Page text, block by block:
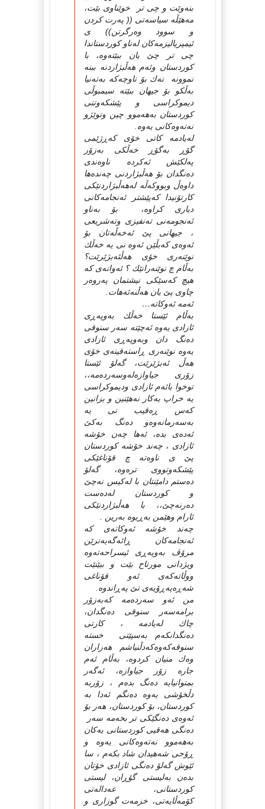
بنه‌وێت و چی تر خوێناوی بێت،
مه‌هێڵه‌ سیاسه‌تی (( په‌رت کردن
و سوود وه‌رگرتن)) ی
ئیمپریالیزمه‌کان له‌ناو کوردستاندا
چی تر چێ یان ببێته‌وه‌، با
کوردستان وئه‌م هه‌ڵبژاردنه‌ ببنه‌
نموونه‌ نه‌ك بۆ ناوچه‌که‌ به‌ته‌نیا
به‌ڵکو بۆ جیهان ببێته‌ سیمبوڵی
دیموکراسی و پێشکه‌وتنی
کوردستان به‌هه‌موو چین وتوێژو
نه‌ته‌وه‌کانی یه‌وه‌.
له‌یادمه‌ کاتی خۆی که‌ڕژێمی
گۆڕ به‌گۆڕ خه‌ڵکی به‌زۆر
په‌لکێش ئه‌کرده‌ ناوه‌ندی
ده‌نگدان بۆ هه‌ڵبژاردنی چه‌نده‌ها
داوه‌ڵ وبووکه‌ڵه‌ له‌هه‌ڵبژاردنێکی
کارتۆنیدا که‌پێشتر ئه‌نجامه‌کانی
دیاری کراوه‌، بۆ به‌ناو
ئه‌نجومه‌نی ته‌نفیزی وته‌شریعی
، جیهانی پێ ئه‌خه‌ڵه‌تان بۆ
ئه‌وه‌ی که‌بڵێن ئه‌وه‌ نی یه‌ خه‌ڵك
نوێنه‌ری خۆی هه‌ڵئه‌بژێرێت؟
به‌ڵام چ نوێنه‌رانێك ؟ ئه‌وانه‌ی که‌
هیچ که‌سێکی نیشتمان په‌روه‌ر
چاوی پێ یان هه‌ڵنه‌ئه‌ها‌ت.
ئه‌مه‌ ئه‌وکاته‌…
به‌ڵام ئێستا خه‌ڵك به‌وپه‌ڕی
ئازادی یه‌وه‌ ئه‌چێته‌ سه‌ر سنوقی
ده‌نگ دان وبه‌وپه‌ڕی ئازادی
یه‌وه‌ نوێنه‌ری ڕاسته‌قینه‌ی خۆی
هه‌ڵ ئه‌بژێرێت، گه‌لۆ ئێستا
زۆری جیاوازه‌له‌وسه‌رده‌مه‌،،
توخوا بائه‌م ئازادی ودیموکراسی
یه‌ خراپ به‌کار نه‌هێنین و بزانین
که‌س ڕه‌قیب نی یه‌
به‌سه‌رمانه‌وه‌و ده‌نگ به‌کێ
ئه‌ده‌ی بده‌، ئه‌ها چه‌ن خۆشه‌
ئازادی ، چه‌ند خۆشه‌ کوردستان
پێ ی ناوه‌ته‌ چ قۆناغێکی
پێشکه‌وتووی تره‌وه‌، گه‌لۆ
ده‌ستم دامێنتان با له‌کیس نه‌چێ
و کوردستان له‌ده‌ست
ده‌رنه‌چێ،، با هه‌ڵبژاردنێکی
ئارام وهێمن به‌ڕیوه‌ به‌رین .
چه‌ند خۆشه‌ ئه‌وکاته‌ی که‌
ئه‌نجامه‌کان ڕائه‌گه‌یه‌نرێن
مرۆڤ به‌وپه‌ڕی ئیسراحه‌ته‌وه‌
ویژدانی مورتاح بێت و ببێنێت
ووڵاته‌که‌ی ئه‌و قۆناغی
شه‌ڕه‌په‌ڕۆیه‌ی تێ په‌ڕاندوه‌.
من ئه‌و سه‌رده‌مه‌ که‌به‌زۆر
برامه‌سه‌ر سنوقی ده‌نگدان،
چاك له‌یادمه‌ ، کارتی
ده‌نگدانکه‌م به‌سپێتی ‌ خسته‌
سنوقه‌که‌وه‌که‌دڵنیاشم هه‌زاران
وه‌ك منیان کردوه‌، به‌ڵام ئه‌م
جاره‌ زۆر جیاوازه‌، ئه‌گه‌ر
بمتوانیایه‌ ده‌نگ بده‌م ، زۆربه‌
دڵخۆشی یه‌وه‌ ده‌نگم ئه‌دا به‌
کوردستان، بۆ کوردستان، هه‌ر بۆ
ئه‌وه‌ی ده‌نگێکی تر بخه‌مه‌ سه‌ر
ده‌نگی هه‌قیی کوردستانی یه‌کان
به‌هه‌موو نه‌ته‌وه‌کانی یه‌وه‌ و
ڕۆحی شه‌هیدان شاد بکه‌م ، سا
ئێوش گه‌لۆ ده‌نگی ئازادی خۆتان
بده‌ن به‌لیستی گۆڕان، لیستی
کوردستانی، عه‌داله‌تی
کۆمه‌ڵایه‌تی، خزمه‌ت گوزاری و